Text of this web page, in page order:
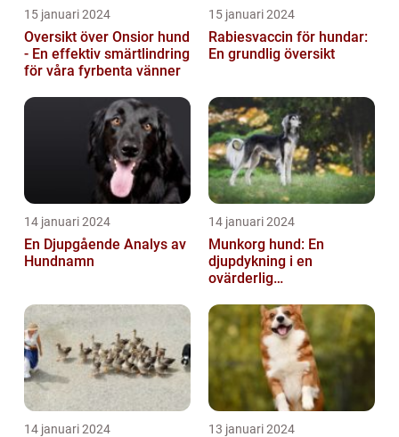
15 januari 2024
Oversikt över Onsior hund
- En effektiv smärtlindring
för våra fyrbenta vänner
15 januari 2024
Rabiesvaccin för hundar:
En grundlig översikt
14 januari 2024
En Djupgående Analys av
Hundnamn
14 januari 2024
Munkorg hund: En
djupdykning i en
ovärderlig
14 januari 2024 13 januari 2024